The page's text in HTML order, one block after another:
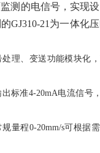
测的电信号，实现
GJ310-21为一体化
理、变送功能模块化
标准4-20mA电流信号
量程0-20mm/s可根据